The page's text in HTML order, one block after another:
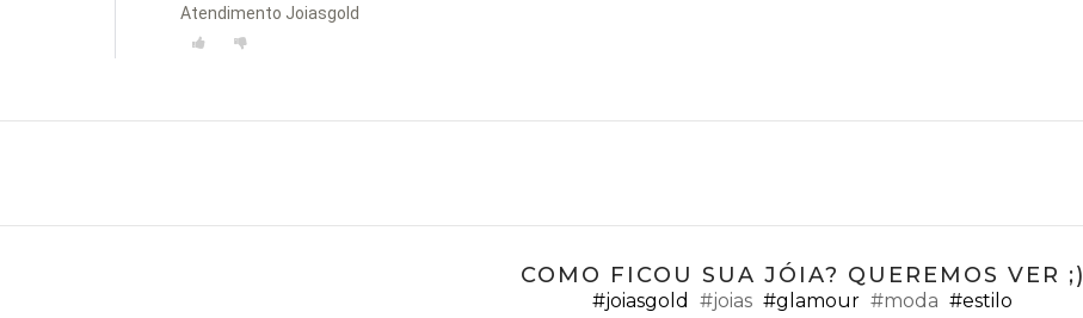
Atendimento Joiasgold
COMO FICOU SUA JÓIA? QUEREMOS VER ;)
#joiasgold #joias #glamour #moda #estilo